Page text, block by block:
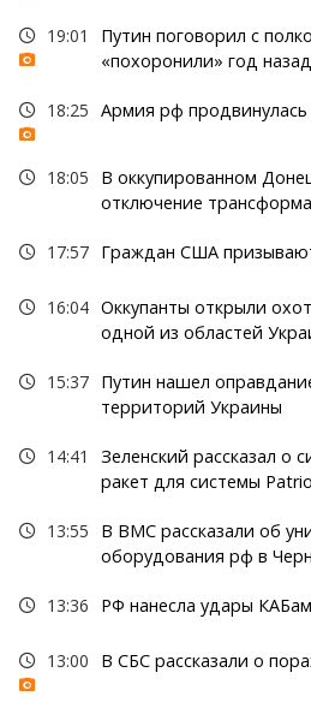
19:01
Путин поговорил с
«похоронили» год назад
18:25 Армия рф
18:05
В оккупированном
отключение
17:57 Граждан США
16:04 Оккупанты открыли
одной из областей
15:37 Путин нашел
территорий Украины
14:41
Зеленский рассказал о
ракет для системы
13:55
В ВМС рассказали об
оборудования рф в
13:36 РФ нанесла удары
13:00 В СБС рассказали о